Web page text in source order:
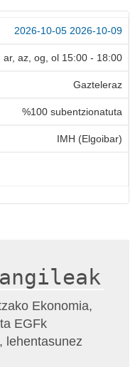
2026-10-05 2026-10-09
ar, az, og, ol 15:00 - 18:00
Gazteleraz
%100 subentzionatuta
IMH (Elgoibar)
Ekonomia,
EGFk
lehentasunez